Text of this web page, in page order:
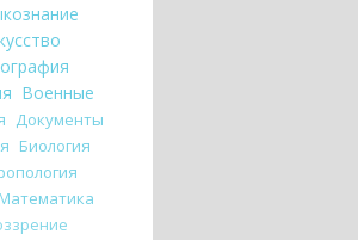
Военные
Документы
Биология
Математика